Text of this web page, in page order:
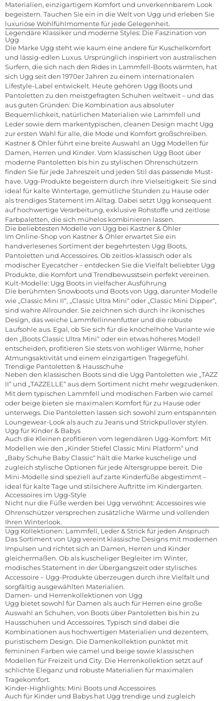
Materialien, einzigartigem Komfort und unverkennbarem Look
begeistern. Tauchen Sie ein in die Welt von Ugg und erleben Sie
luxuriöse Wohlfühlmomente für jede Gelegenheit.
Legendäre Klassiker und moderne Styles: Die Faszination von
Ugg
Die Marke Ugg steht wie kaum eine andere für Kuschelkomfort
und lässig-edlen Luxus. Ursprünglich inspiriert von australischen
Surfern, die sich nach den Rides in Lammfell-Boots wärmten, hat
sich Ugg seit den 1970er Jahren zu einem internationalen
Lifestyle-Label entwickelt. Heute gehören Ugg Boots und
Pantoletten zu den meistgefragten Schuhen weltweit – und das
aus guten Gründen: Die Kombination aus absoluter
Bequemlichkeit, natürlichen Materialien wie Lammfell und
Leder sowie dem markentypischen, cleanen Design macht Ugg
zur ersten Wahl für alle, die Mode und Komfort großschreiben.
Kastner & Öhler führt eine breite Auswahl an Ugg Modellen für
Damen, Herren und Kinder. Vom klassischen Ugg Boot über
moderne Pantoletten bis hin zu stylischen Ohrenschützern
finden Sie für jede Jahreszeit und jeden Stil das passende Must-
have. Ugg-Produkte begeistern durch ihre Vielseitigkeit: Sie sind
ideal für kalte Wintertage, gemütliche Stunden zu Hause oder
als trendiges Statement im Alltag. Dabei setzt Ugg konsequent
auf hochwertige Verarbeitung, exklusive Rohstoffe und zeitlose
Farbpaletten, die sich mühelos kombinieren lassen.
Die beliebtesten Modelle von Ugg bei Kastner & Öhler
Im Online-Shop von Kastner & Öhler erwartet Sie ein
handverlesenes Sortiment der begehrtesten Ugg Boots,
Pantoletten und Accessoires. Ob zeitlos-klassisch oder als
modischer Eyecatcher – entdecken Sie die Vielfalt beliebter Ugg
Produkte, die Komfort und Trendbewusstsein perfekt vereinen.
Kult-Modelle: Ugg Boots in vielfacher Ausführung
Die berühmten Snowboots und Boots von Ugg, darunter Modelle
wie „Classic Mini II“, „Classic Ultra Mini“ oder „Classic Mini Dipper“,
sind wahre Allrounder. Sie zeichnen sich durch ihr ikonisches
Design, das weiche Lammfellinnenfutter und die robuste
Laufsohle aus. Egal, ob Sie sich für die knöchelhohe Variante wie
den „Boots Classic Ultra Mini“ oder ein etwas höheres Modell
entscheiden, profitieren Sie stets von wohliger Wärme, hoher
Atmungsaktivität und einem einzigartigen Tragegefühl.
Trendige Pantoletten & Hausschuhe
Neben den klassischen Boots sind die Ugg Pantoletten wie „TAZZ
II“ und „TAZZELLE“ aus dem Sortiment nicht mehr wegzudenken.
Mit dem typischen Lammfell und modischen Farben wie camel
oder beige bieten sie maximalen Komfort für zu Hause oder
unterwegs. Die Pantoletten lassen sich sowohl zum entspannten
Loungewear-Look als auch zu Jeans und Strickpullover stylen.
Ugg für Kinder & Babys
Auch die Kleinen profitieren vom legendären Ugg-Komfort: Mit
Modellen wie den „Kinder Stiefel Classic Mini Platform“ und
„Baby Schuhe Baby Classic“ hält die Marke kuschelige und
zugleich stylische Optionen für jede Altersgruppe bereit. Die
Mini-Modelle sind speziell auf zarte Kinderfüße abgestimmt –
ideal für kalte Tage und stilsichere Auftritte im Kindergarten.
Accessoires im Ugg-Style
Nicht nur die Füße werden bei Ugg verwöhnt: Accessoires wie
Ohrenschützer versprechen zusätzliche Wärme und vollenden
Ihren Winterlook.
Ugg Kollektionen: Lammfell, Leder & Strick für jeden Anspruch
Das Sortiment von Ugg vereint klassische Designs mit modernen
Impulsen und richtet sich an Damen, Herren und Kinder
gleichermaßen. Ob als kuscheliger Begleiter im Winter,
modisches Statement in der Übergangszeit oder stylisches
Accessoire – Ugg-Produkte überzeugen durch ihre Vielfalt und
sorgfältig ausgewählten Materialien.
Damen- und Herrenkollektionen von Ugg
Ugg bietet sowohl für Damen als auch für Herren eine große
Auswahl an Schuhen, von Boots über Pantoletten bis hin zu
Hausschuhen und Accessoires. Typisch sind dabei die
Kombinationen aus hochwertigen Materialien und dezentem,
puristischem Design. Die Damenkollektion punktet mit
femininen Farben wie camel und beige sowie klassischen
Modellen für Freizeit und City. Die Herrenkollektion setzt auf
schlichte Eleganz und robuste Materialien für maximalen
Tragekomfort.
Kinder-Highlights: Mini Boots und Accessoires
Auch für Kinder und Babys hat Ugg trendige und zugleich